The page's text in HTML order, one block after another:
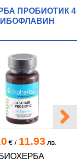
ПРОБИОТИК 4
€ / 11.93 лв.
БИОХЕРБА